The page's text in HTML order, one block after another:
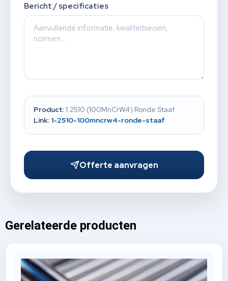
Bericht / specificaties
Product:1.2510 (100MnCrW4) Ronde Staaf
Link: 1-2510-100mncrw4-ronde-staaf
Offerte aanvragen
Gerelateerde producten